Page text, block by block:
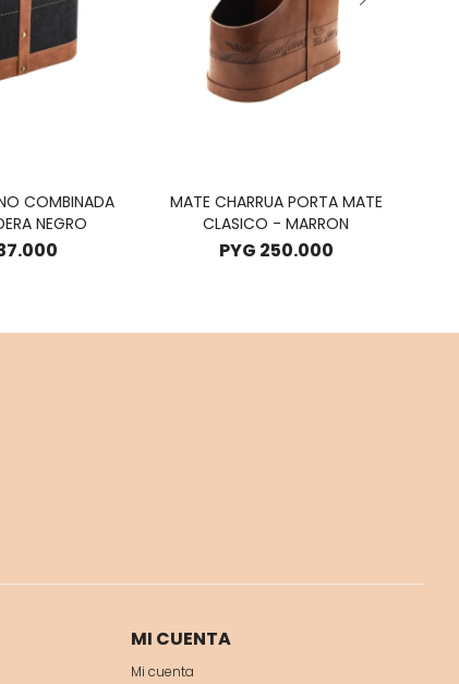
COMBINADA
NEGRO
MATE CHARRUA PORTA MATE
CLASICO - MARRON
PYG 250.000
MI CUENTA
Mi cuenta